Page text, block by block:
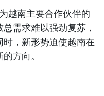
越南主要合作伙伴的
需求难以强劲复苏，
，新形势迫使越南在
方向。